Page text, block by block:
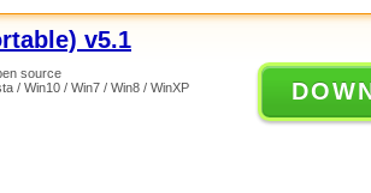
v5.1
source
/ Win10 / Win7 / Win8 / WinXP